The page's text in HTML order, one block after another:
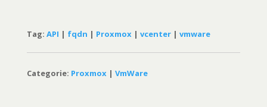
Tag: API | fqdn | Proxmox| vcenter| vmware
Categorie: Proxmox| VmWare